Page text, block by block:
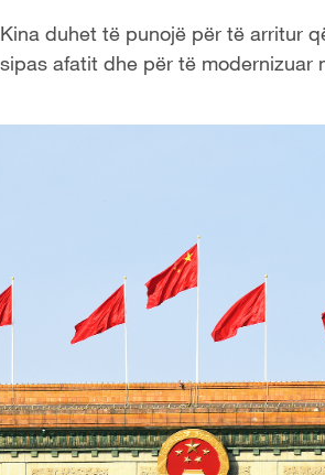
duhet të punojë për të arritur
afatit dhe për të